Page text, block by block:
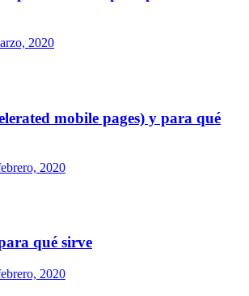
2020
mobile pages) y para qué
2020
qué sirve
2020